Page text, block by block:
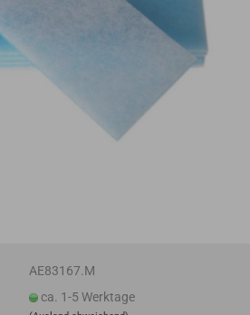
AE83167.M
ca. 1-5 Werktage